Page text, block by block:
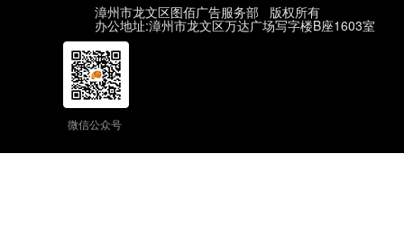
漳州市龙文区图佰广告服务部 版权所有
办公地址:漳州市龙文区万达广场写字楼B座1603室
微信公众号